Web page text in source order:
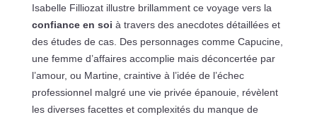
Isabelle Filliozat illustre brillamment ce voyage vers la
confiance en soi à travers des anecdotes détaillées et
des études de cas. Des personnages comme Capucine,
une femme d’affaires accomplie mais déconcertée par
l’amour, ou Martine, craintive à l’idée de l’échec
professionnel malgré une vie privée épanouie, révèlent
les diverses facettes et complexités du manque de